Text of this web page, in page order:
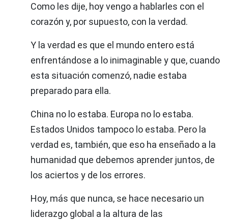
Como les dije, hoy vengo a hablarles con el
corazón y, por supuesto, con la verdad.
Y la verdad es que el mundo entero está
enfrentándose a lo inimaginable y que, cuando
esta situación comenzó, nadie estaba
preparado para ella.
China no lo estaba. Europa no lo estaba.
Estados Unidos tampoco lo estaba. Pero la
verdad es, también, que eso ha enseñado a la
humanidad que debemos aprender juntos, de
los aciertos y de los errores.
Hoy, más que nunca, se hace necesario un
liderazgo global a la altura de las